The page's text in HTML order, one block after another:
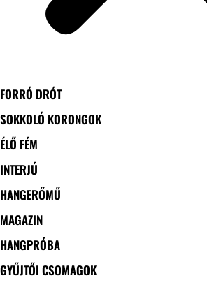
FORRÓ DRÓT
SOKKOLÓ KORONGOK
ÉLŐ FÉM
INTERJÚ
HANGERŐMŰ
MAGAZIN
HANGPRÓBA
GYŰJTŐI CSOMAGOK